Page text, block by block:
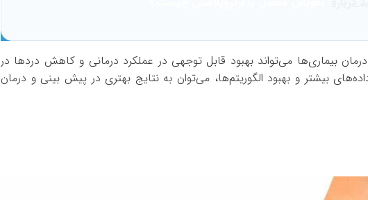
بیماری‌ها می‌تواند بهبود قابل توجهی در عملکرد درمانی و کاهش دردها در
بیشتر و بهبود الگوریتم‌ها، می‌توان به نتایج بهتری در پیش بینی و درمان